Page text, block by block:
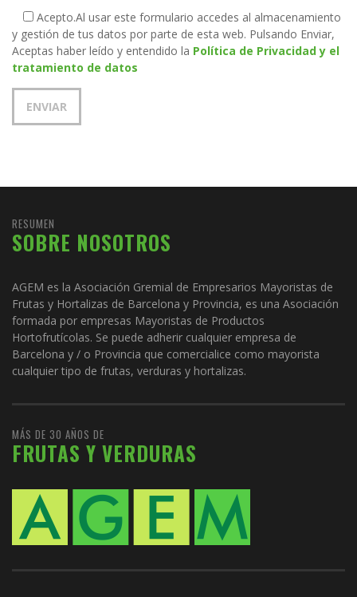
Acepto.Al usar este formulario accedes al almacenamiento
y gestión de tus datos por parte de esta web. Pulsando Enviar,
Aceptas haber leído y entendido la Política de Privacidad y el
tratamiento de datos
RESUMEN
SOBRE NOSOTROS
AGEM es la Asociación Gremial de Empresarios Mayoristas de
Frutas y Hortalizas de Barcelona y Provincia, es una Asociación
formada por empresas Mayoristas de Productos
Hortofrutícolas. Se puede adherir cualquier empresa de
Barcelona y / o Provincia que comercialice como mayorista
cualquier tipo de frutas, verduras y hortalizas.
MÁS DE 30 AÑOS DE
FRUTAS Y VERDURAS